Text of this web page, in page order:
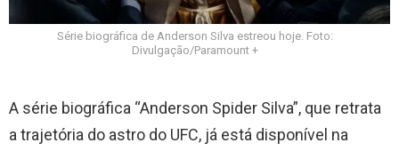
Série biográfica de Anderson Silva estreou hoje. Foto:
Divulgação/Paramount +
A série biográfica “Anderson Spider Silva”, que retrata
a trajetória do astro do UFC, já está disponível na